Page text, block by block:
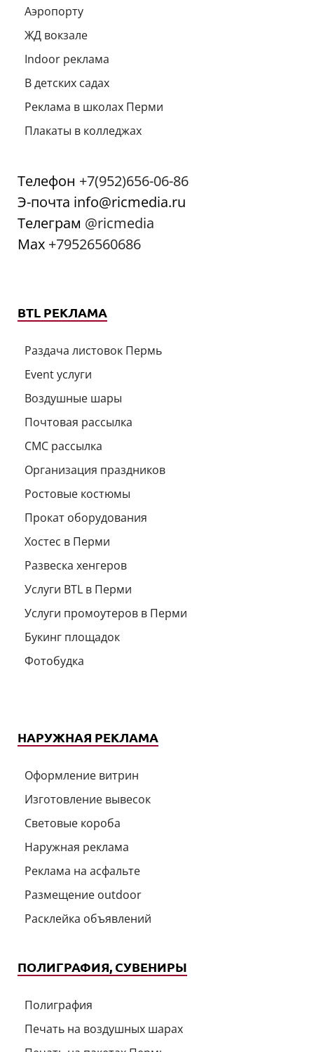
Аэропорту
ЖД вокзале
Indoor реклама
В детских садах
Реклама в школах Перми
Плакаты в колледжах
Телефон +7(952)656-06-86
Э-почта info@ricmedia.ru
Телеграм @ricmedia
Мах +79526560686
BTL РЕКЛАМА
Раздача листовок Пермь
Event услуги
Воздушные шары
Почтовая рассылка
СМС рассылка
Организация праздников
Ростовые костюмы
Прокат оборудования
Хостес в Перми
Развеска хенгеров
Услуги BTL в Перми
Услуги промоутеров в Перми
Букинг площадок
Фотобудка
НАРУЖНАЯ РЕКЛАМА
Оформление витрин
Изготовление вывесок
Световые короба
Наружная реклама
Реклама на асфальте
Размещение outdoor
Расклейка объявлений
ПОЛИГРАФИЯ, СУВЕНИРЫ
Полиграфия
Печать на воздушных шарах